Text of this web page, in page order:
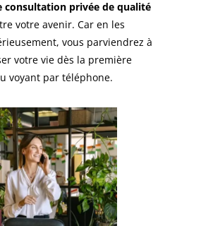
consultation privée de qualité
votre avenir. Car en les
vous parviendrez à
votre vie dès la première
voyant par téléphone.